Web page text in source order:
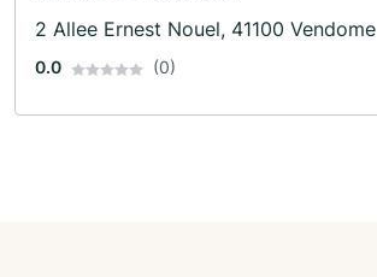
2 Allee Ernest Nouel, 41100 Vendome
0.0 (0)